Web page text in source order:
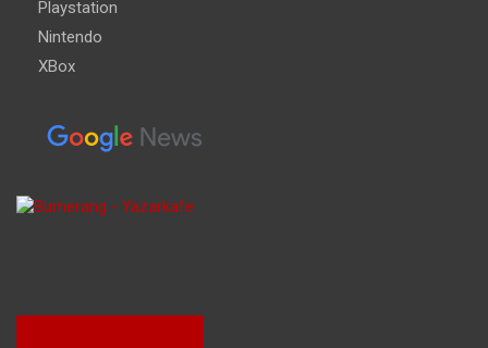
Playstation
Nintendo
XBox